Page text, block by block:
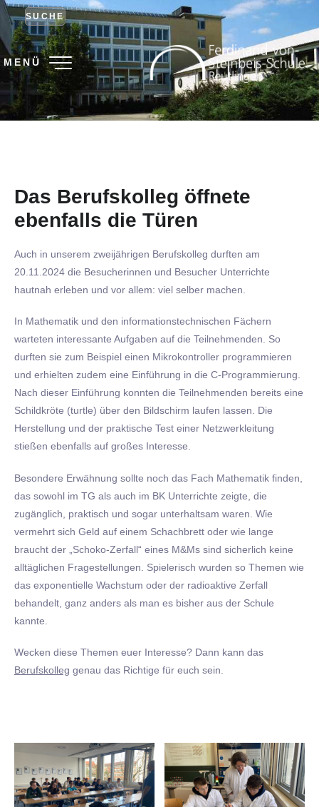
SUCHE
MENÜ
Das Berufskolleg öffnete
ebenfalls die Türen
Auch in unserem zweijährigen Berufskolleg durften am
20.11.2024 die Besucherinnen und Besucher Unterrichte
hautnah erleben und vor allem: viel selber machen.
In Mathematik und den informationstechnischen Fächern
warteten interessante Aufgaben auf die Teilnehmenden. So
durften sie zum Beispiel einen Mikrokontroller programmieren
und erhielten zudem eine Einführung in die C-Programmierung.
Nach dieser Einführung konnten die Teilnehmenden bereits eine
Schildkröte (turtle) über den Bildschirm laufen lassen. Die
Herstellung und der praktische Test einer Netzwerkleitung
stießen ebenfalls auf großes Interesse.
Besondere Erwähnung sollte noch das Fach Mathematik finden,
das sowohl im TG als auch im BK Unterrichte zeigte, die
zugänglich, praktisch und sogar unterhaltsam waren. Wie
vermehrt sich Geld auf einem Schachbrett oder wie lange
braucht der „Schoko-Zerfall“ eines M&Ms sind sicherlich keine
alltäglichen Fragestellungen. Spielerisch wurden so Themen wie
das exponentielle Wachstum oder der radioaktive Zerfall
behandelt, ganz anders als man es bisher aus der Schule
kannte.
Wecken diese Themen euer Interesse? Dann kann das
Berufskolleg genau das Richtige für euch sein.